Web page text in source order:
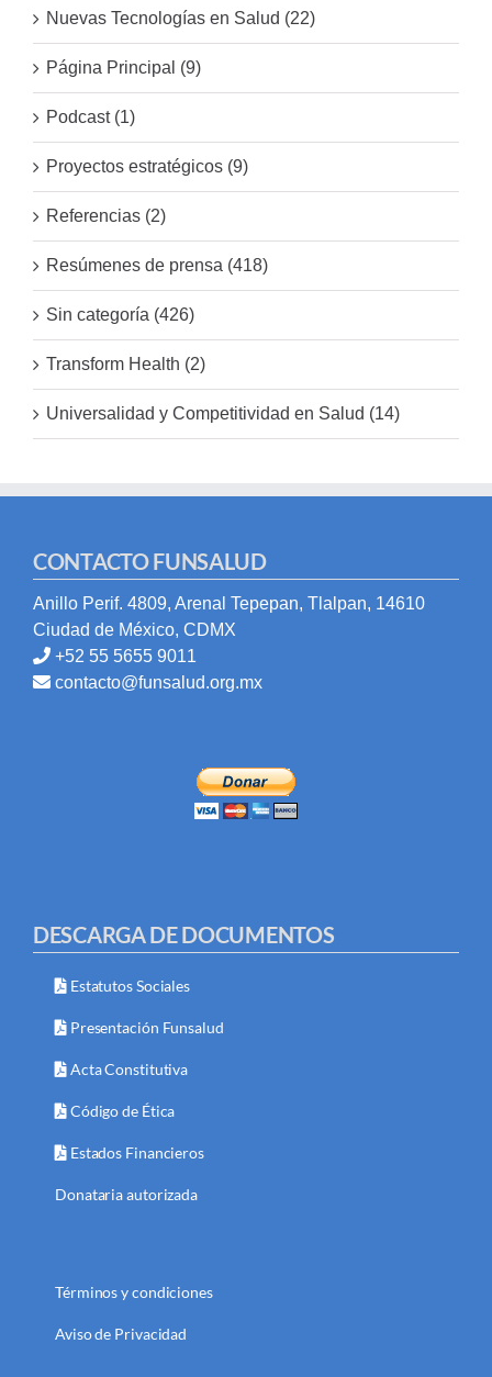
Nuevas Tecnologías en Salud (22)
Página Principal (9)
Podcast (1)
Proyectos estratégicos (9)
Referencias (2)
Resúmenes de prensa (418)
Sin categoría (426)
Transform Health (2)
Universalidad y Competitividad en Salud (14)
CONTACTO FUNSALUD
Anillo Perif. 4809, Arenal Tepepan, Tlalpan, 14610
Ciudad de México, CDMX
+52 55 5655 9011
contacto@funsalud.org.mx
DESCARGA DE DOCUMENTOS
Estatutos Sociales
Presentación Funsalud
Acta Constitutiva
Código de Ética
Estados Financieros
Donataria autorizada
Términos y condiciones
Aviso de Privacidad